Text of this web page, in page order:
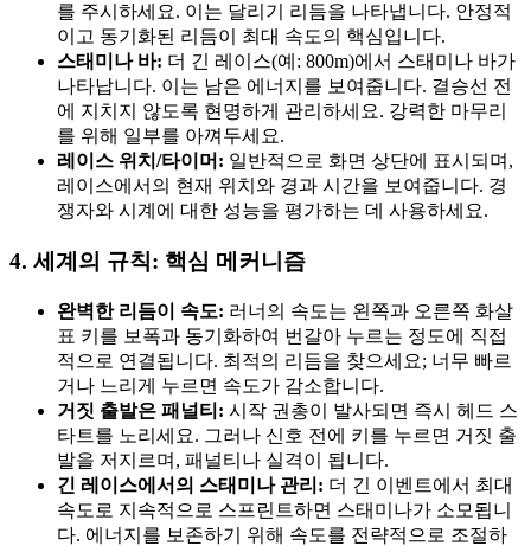
를 주시하세요. 이는 달리기 리듬을 나타냅니다. 안정적
이고 동기화된 리듬이 최대 속도의 핵심입니다.
스태미나 바: 더 긴 레이스(예: 800m)에서 스태미나 바가
나타납니다. 이는 남은 에너지를 보여줍니다. 결승선 전
에 지치지 않도록 현명하게 관리하세요. 강력한 마무리
를 위해 일부를 아껴두세요.
레이스 위치/타이머: 일반적으로 화면 상단에 표시되며,
레이스에서의 현재 위치와 경과 시간을 보여줍니다. 경
쟁자와 시계에 대한 성능을 평가하는 데 사용하세요.
4. 세계의 규칙: 핵심 메커니즘
완벽한 리듬이 속도: 러너의 속도는 왼쪽과 오른쪽 화살
표 키를 보폭과 동기화하여 번갈아 누르는 정도에 직접
적으로 연결됩니다. 최적의 리듬을 찾으세요; 너무 빠르
거나 느리게 누르면 속도가 감소합니다.
거짓 출발은 패널티: 시작 권총이 발사되면 즉시 헤드 스
타트를 노리세요. 그러나 신호 전에 키를 누르면 거짓 출
발을 저지르며, 패널티나 실격이 됩니다.
긴 레이스에서의 스태미나 관리: 더 긴 이벤트에서 최대
속도로 지속적으로 스프린트하면 스태미나가 소모됩니
다. 에너지를 보존하기 위해 속도를 전략적으로 조절하